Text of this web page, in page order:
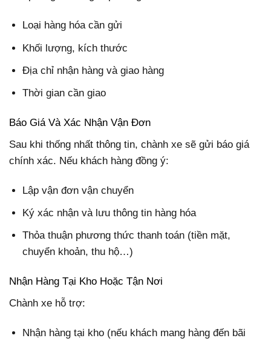
Loại hàng hóa cần gửi
Khối lượng, kích thước
Địa chỉ nhận hàng và giao hàng
Thời gian cần giao
Báo Giá Và Xác Nhận Vận Đơn
Sau khi thống nhất thông tin, chành xe sẽ gửi báo giá
chính xác. Nếu khách hàng đồng ý:
Lập vận đơn vận chuyển
Ký xác nhận và lưu thông tin hàng hóa
Thỏa thuận phương thức thanh toán (tiền mặt,
chuyển khoản, thu hộ…)
Nhận Hàng Tại Kho Hoặc Tận Nơi
Chành xe hỗ trợ:
Nhận hàng tại kho (nếu khách mang hàng đến bãi